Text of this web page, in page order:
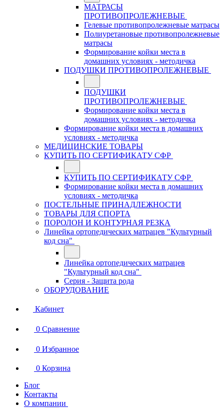
МАТРАСЫ
ПРОТИВОПРОЛЕЖНЕВЫЕ
Гелевые противопролежневые матрасы
Полиуретановые противопролежневые
матрасы
Формирование койки места в
домашних условиях - методичка
ПОДУШКИ ПРОТИВОПРОЛЕЖНЕВЫЕ
ПОДУШКИ
ПРОТИВОПРОЛЕЖНЕВЫЕ
Формирование койки места в
домашних условиях - методичка
Формирование койки места в домашних
условиях - методичка
МЕДИЦИНСКИЕ ТОВАРЫ
КУПИТЬ ПО СЕРТИФИКАТУ СФР
КУПИТЬ ПО СЕРТИФИКАТУ СФР
Формирование койки места в домашних
условиях - методичка
ПОСТЕЛЬНЫЕ ПРИНАДЛЕЖНОСТИ
ТОВАРЫ ДЛЯ СПОРТА
ПОРОЛОН И КОНТУРНАЯ РЕЗКА
Линейка ортопедических матрацев "Культурный
код сна"
Линейка ортопедических матрацев
"Культурный код сна"
Серия - Защита рода
ОБОРУДОВАНИЕ
Кабинет
0 Сравнение
0 Избранное
0 Корзина
Блог
Контакты
О компании